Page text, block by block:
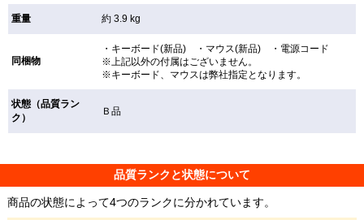
重量 約 3.9 kg
同梱物
・キーボード(新品) ・マウス(新品) ・電源コード
※上記以外の付属はございません。
※キーボード、マウスは弊社指定となります。
状態（品質ラン
ク）
Ｂ品
品質ランクと状態について
商品の状態によって4つのランクに分かれています。